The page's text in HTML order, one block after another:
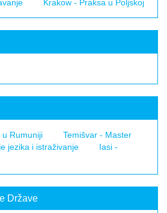
Krakow - Praksa u Poljskoj
u Rumuniji
Temišvar - Master
jezika i istraživanje
Iasi -
Države